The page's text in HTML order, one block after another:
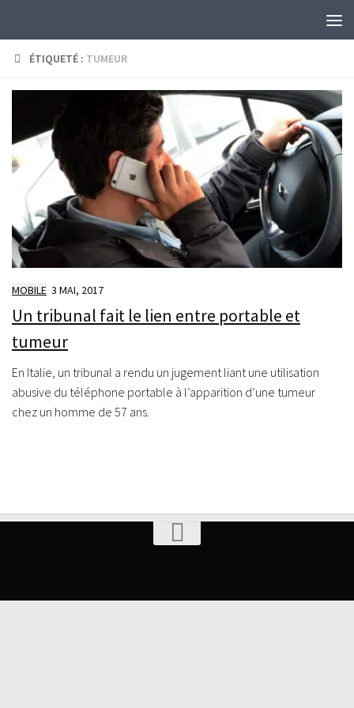
ÉTIQUETÉ : TUMEUR
MOBILE 3 MAI, 2017
Un tribunal fait le lien entre portable et
tumeur
En Italie, un tribunal a rendu un jugement liant une utilisation
abusive du téléphone portable à l’apparition d’une tumeur
chez un homme de 57 ans.